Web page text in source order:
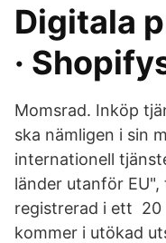
Digitala
·
Momsrad. Inköp
ska nämligen i sin
internationell
länder utanför
registrerad i ett
kommer i utökad